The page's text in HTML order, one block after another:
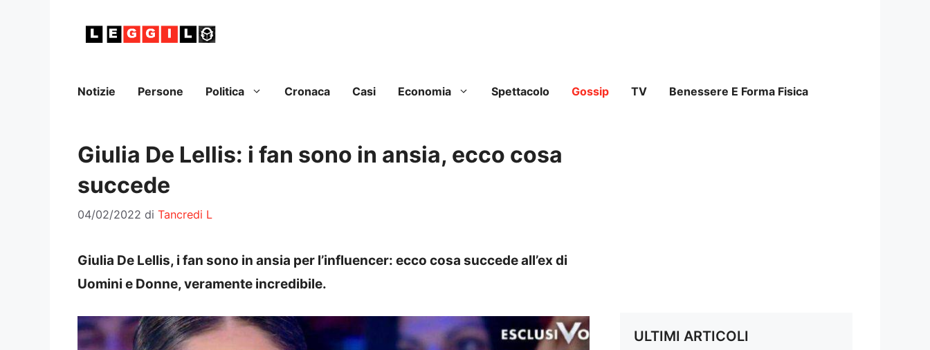
Notizie Persone Politica Cronaca Casi Economia Spettacolo Gossip TV Benessere E Forma Fisica
Giulia De Lellis: i fan sono in ansia, ecco cosa
succede
04/02/2022 di Tancredi L
Giulia De Lellis, i fan sono in ansia per l’influencer: ecco cosa succede all’ex di
Uomini e Donne, veramente incredibile.
ULTIMI ARTICOLI